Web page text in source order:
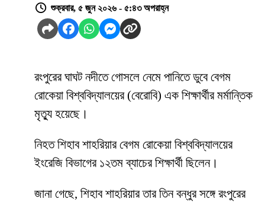
শুক্রবার, ৫ জুন ২০২৬ - ৫:৪৩ অপরাহ্ন
রংপুরের ঘাঘট নদীতে গোসলে নেমে পানিতে ডুবে বেগম
রোকেয়া বিশ্ববিদ্যালয়ের (বেরোবি) এক শিক্ষার্থীর মর্মান্তিক
মৃত্যু হয়েছে।
নিহত শিহাব শাহরিয়ার বেগম রোকেয়া বিশ্ববিদ্যালয়ের
ইংরেজি বিভাগের ১২তম ব্যাচের শিক্ষার্থী ছিলেন।
জানা গেছে, শিহাব শাহরিয়ার তার তিন বন্ধুর সঙ্গে রংপুরের